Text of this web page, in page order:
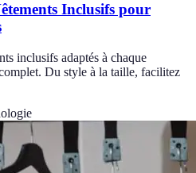
Inclusifs pour
inclusifs adaptés à chaque
Du style à la taille, facilitez